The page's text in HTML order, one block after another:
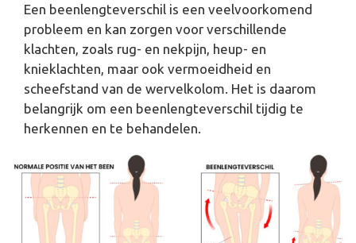
Een beenlengteverschil is een veelvoorkomend
probleem en kan zorgen voor verschillende
klachten, zoals rug- en nekpijn, heup- en
knieklachten, maar ook vermoeidheid en
scheefstand van de wervelkolom. Het is daarom
belangrijk om een beenlengteverschil tijdig te
herkennen en te behandelen.